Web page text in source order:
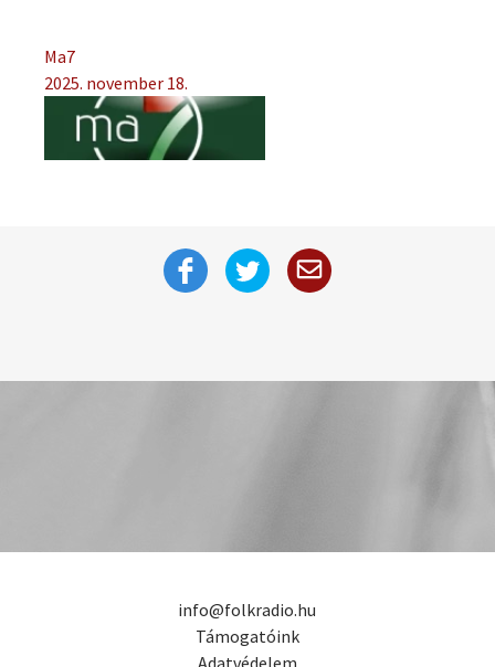
Ma7
2025. november 18.
info@folkradio.hu
Támogatóink
Adatvédelem